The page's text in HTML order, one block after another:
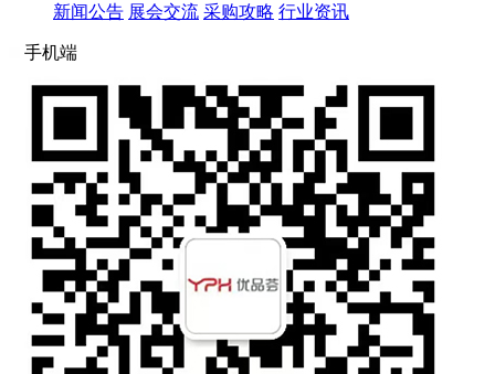
新闻公告 展会交流 采购攻略 行业资讯
手机端